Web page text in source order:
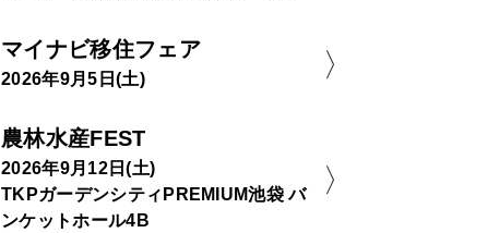
マイナビ移住フェア
2026年9月5日(土)
農林水産FEST
2026年9月12日(土)
TKPガーデンシティPREMIUM池袋 バ
ンケットホール4B